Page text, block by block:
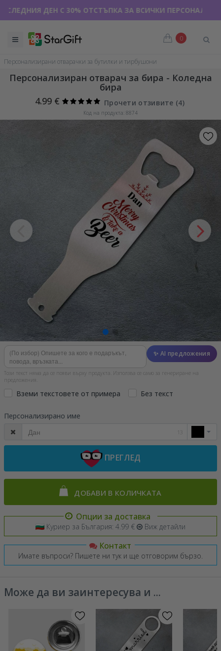
ДЕН С 30% ОТСТЪПКА ЗА ВСИЧКИ ПЕРСОНАЛИЗИРАНИ
0
Персонализирани отварачки за бутилки и тирбушони
Персонализиран отварач за бира - Коледна
бира
4.99 €
Прочети отзивите (4)
Код на продукта: 8874
✨ AI предложения
Този текст няма да се появи върху продукта. Използва се само за генериране на
предложения.
Вземи текстовете от примера Без текст
Персонализирано име
13
ПРЕГЛЕД
ДОБАВИ В КОЛИЧКАТА
Опции за доставка
Куриер за България: 4.99 € Виж детайли
Контакт
Имате въпроси? Пишете ни тук и ще отговорим бързо.
Може да ви заинтересува и ...